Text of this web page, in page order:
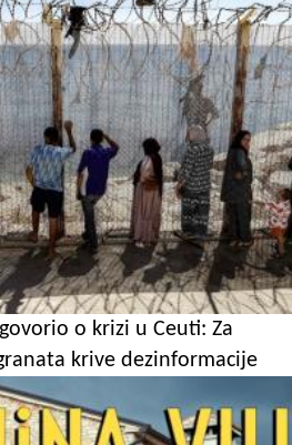
o krizi u Ceuti: Za
krive dezinformacije